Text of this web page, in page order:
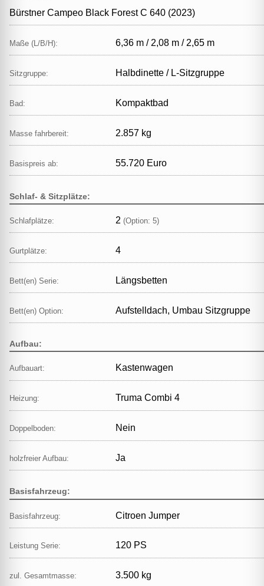
Bürstner Campeo Black Forest C 640 (2023)
Maße (L/B/H): 6,36 m / 2,08 m / 2,65 m
Sitzgruppe: Halbdinette / L‑Sitzgruppe
Bad: Kompaktbad
Masse fahrbereit: 2.857 kg
Basispreis ab: 55.720 Euro
Schlaf- & Sitzplätze:
Schlafplätze: 2 (Option: 5)
Gurtplätze: 4
Bett(en) Serie: Längsbetten
Bett(en) Option: Aufstelldach, Umbau Sitzgruppe
Aufbau:
Aufbauart: Kastenwagen
Heizung: Truma Combi 4
Doppelboden: Nein
holzfreier Aufbau: Ja
Basisfahrzeug:
Basisfahrzeug: Citroen Jumper
Leistung Serie: 120 PS
zul. Gesamtmasse: 3.500 kg